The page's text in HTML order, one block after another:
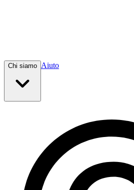
Chi siamo Aiuto